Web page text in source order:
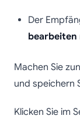
Der
bearbeiten
Machen Sie
und speichern
Klicken Sie im